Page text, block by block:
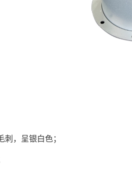
刺，呈银白色；